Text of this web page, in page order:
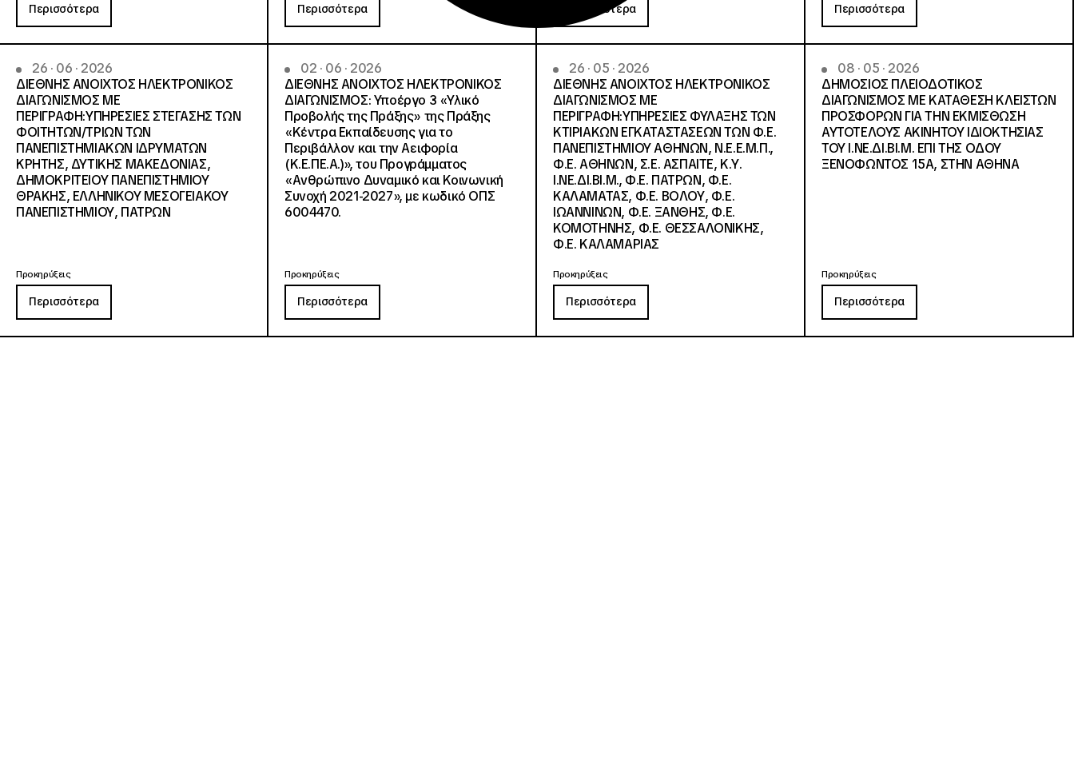
Περισσότερα Περισσότερα Περισσότερα Περισσότερα
26 · 06 · 2026
ΔΙΕΘΝΗΣ ΑΝΟΙΧΤΟΣ ΗΛΕΚΤΡΟΝΙΚΟΣ
ΔΙΑΓΩΝΙΣΜΟΣ ΜΕ
ΠΕΡΙΓΡΑΦΗ:ΥΠΗΡΕΣΙΕΣ ΣΤΕΓΑΣΗΣ ΤΩΝ
ΦΟΙΤΗΤΩΝ/ΤΡΙΩΝ ΤΩΝ
ΠΑΝΕΠΙΣΤΗΜΙΑΚΩΝ ΙΔΡΥΜΑΤΩΝ
KΡΗΤΗΣ, ΔΥΤΙΚΗΣ ΜΑΚΕΔΟΝΙΑΣ,
ΔΗΜΟΚΡΙΤΕΙΟΥ ΠΑΝΕΠΙΣΤΗΜΙΟΥ
ΘΡΑΚΗΣ, ΕΛΛΗΝΙΚΟΥ ΜΕΣΟΓΕΙΑΚΟΥ
ΠΑΝΕΠΙΣΤΗΜΙΟΥ, ΠΑΤΡΩΝ
Προκηρύξεις
Περισσότερα
02 · 06 · 2026
ΔΙΕΘΝΗΣ ΑΝΟΙΧΤΟΣ ΗΛΕΚΤΡΟΝΙΚΟΣ
ΔΙΑΓΩΝΙΣΜΟΣ: Υποέργο 3 «Υλικό
Προβολής της Πράξης» της Πράξης
«Κέντρα Εκπαίδευσης για το
Περιβάλλον και την Αειφορία
(Κ.Ε.ΠΕ.Α.)», του Προγράμματος
«Ανθρώπινο Δυναμικό και Κοινωνική
Συνοχή 2021-2027», με κωδικό ΟΠΣ
6004470.
Προκηρύξεις
Περισσότερα
26 · 05 · 2026
ΔΙΕΘΝΗΣ ΑΝΟΙΧΤΟΣ ΗΛΕΚΤΡΟΝΙΚΟΣ
ΔΙΑΓΩΝΙΣΜΟΣ ΜΕ
ΠΕΡΙΓΡΑΦΗ:ΥΠΗΡΕΣΙΕΣ ΦΥΛΑΞΗΣ ΤΩΝ
ΚΤΙΡΙΑΚΩΝ ΕΓΚΑΤΑΣΤΑΣΕΩΝ ΤΩΝ Φ.Ε.
ΠΑΝΕΠΙΣΤΗΜΙΟΥ ΑΘΗΝΩΝ, Ν.Ε.Ε.Μ.Π.,
Φ.Ε. ΑΘΗΝΩΝ, Σ.Ε. ΑΣΠΑΙΤΕ, Κ.Υ.
Ι.ΝΕ.ΔΙ.ΒΙ.Μ., Φ.Ε. ΠΑΤΡΩΝ, Φ.Ε.
ΚΑΛΑΜΑΤΑΣ, Φ.Ε. ΒΟΛΟΥ, Φ.Ε.
ΙΩΑΝΝΙΝΩΝ, Φ.Ε. ΞΑΝΘΗΣ, Φ.Ε.
ΚΟΜΟΤΗΝΗΣ, Φ.Ε. ΘΕΣΣΑΛΟΝΙΚΗΣ,
Φ.Ε. ΚΑΛΑΜΑΡΙΑΣ
Προκηρύξεις
Περισσότερα
08 · 05 · 2026
ΔΗΜΟΣΙΟΣ ΠΛΕΙΟΔΟΤΙΚΟΣ
ΔΙΑΓΩΝΙΣΜΟΣ ΜΕ ΚΑΤΑΘΕΣΗ ΚΛΕΙΣΤΩΝ
ΠΡΟΣΦΟΡΩΝ ΓΙΑ ΤΗΝ ΕΚΜΙΣΘΩΣΗ
ΑΥΤΟΤΕΛΟΥΣ ΑΚΙΝΗΤΟΥ ΙΔΙΟΚΤΗΣΙΑΣ
ΤΟΥ Ι.ΝΕ.ΔΙ.ΒΙ.Μ. ΕΠΙ ΤΗΣ ΟΔΟΥ
ΞΕΝΟΦΩΝΤΟΣ 15Α, ΣΤΗΝ ΑΘΗΝΑ
Προκηρύξεις
Περισσότερα